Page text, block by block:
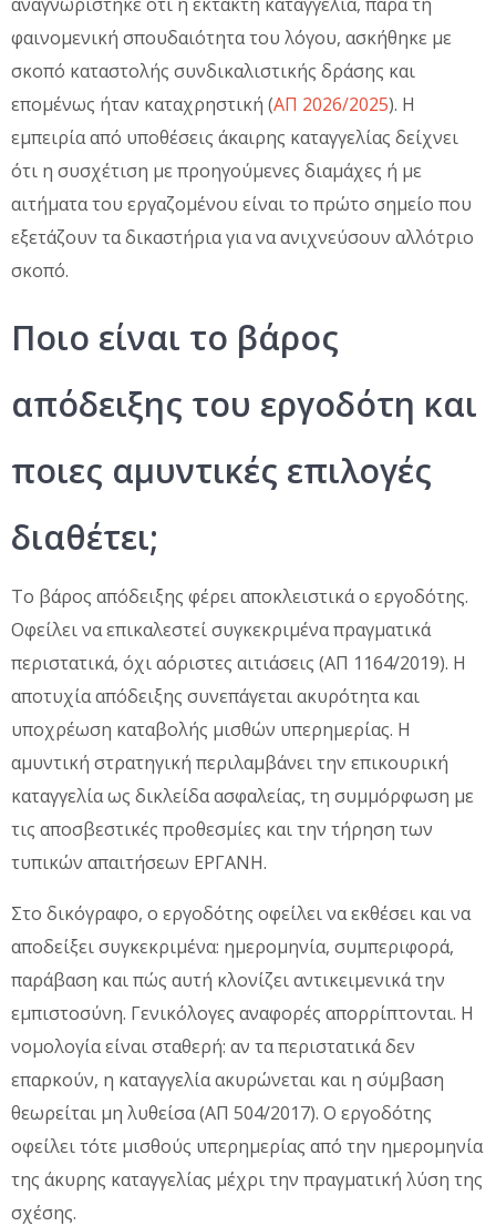
φαινομενική σπουδαιότητα του λόγου, ασκήθηκε με
σκοπό καταστολής συνδικαλιστικής δράσης και
επομένως ήταν καταχρηστική (ΑΠ 2026/2025). Η
εμπειρία από υποθέσεις άκαιρης καταγγελίας δείχνει
ότι η συσχέτιση με προηγούμενες διαμάχες ή με
αιτήματα του εργαζομένου είναι το πρώτο σημείο που
εξετάζουν τα δικαστήρια για να ανιχνεύσουν αλλότριο
σκοπό.
Ποιο είναι το βάρος
απόδειξης του εργοδότη και
ποιες αμυντικές επιλογές
διαθέτει;
Το βάρος απόδειξης φέρει αποκλειστικά ο εργοδότης.
Οφείλει να επικαλεστεί συγκεκριμένα πραγματικά
περιστατικά, όχι αόριστες αιτιάσεις (ΑΠ 1164/2019). Η
αποτυχία απόδειξης συνεπάγεται ακυρότητα και
υποχρέωση καταβολής μισθών υπερημερίας. Η
αμυντική στρατηγική περιλαμβάνει την επικουρική
καταγγελία ως δικλείδα ασφαλείας, τη συμμόρφωση με
τις αποσβεστικές προθεσμίες και την τήρηση των
τυπικών απαιτήσεων ΕΡΓΑΝΗ.
Στο δικόγραφο, ο εργοδότης οφείλει να εκθέσει και να
αποδείξει συγκεκριμένα: ημερομηνία, συμπεριφορά,
παράβαση και πώς αυτή κλονίζει αντικειμενικά την
εμπιστοσύνη. Γενικόλογες αναφορές απορρίπτονται. Η
νομολογία είναι σταθερή: αν τα περιστατικά δεν
επαρκούν, η καταγγελία ακυρώνεται και η σύμβαση
θεωρείται μη λυθείσα (ΑΠ 504/2017). Ο εργοδότης
οφείλει τότε μισθούς υπερημερίας από την ημερομηνία
της άκυρης καταγγελίας μέχρι την πραγματική λύση της
σχέσης.